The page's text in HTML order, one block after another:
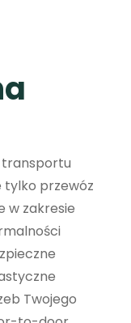
a
transportu
tylko przewóz
w zakresie
Twojego